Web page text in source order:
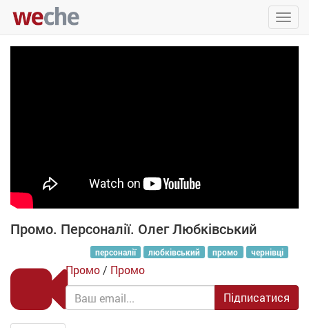
Промо. Персоналії. Олег Любківський
чернівці
промо
любківський
персоналії
Промо / Промо
Підписатися